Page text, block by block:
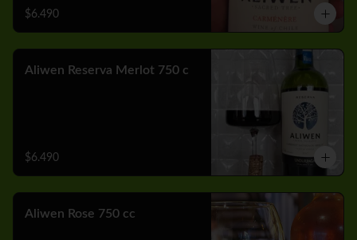
$6.490
Aliwen Reserva Merlot 750 c
$6.490
Aliwen Rose 750 cc